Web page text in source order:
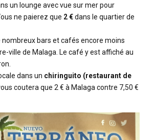
un lounge avec vue sur mer pour
ne paierez que 2 €dans le quartier de
bars et cafés encore moins
ville de Malaga. Le café y est affiché au
dans un chiringuito (restaurant de
coutera que 2 € à Malaga contre 7,50 €